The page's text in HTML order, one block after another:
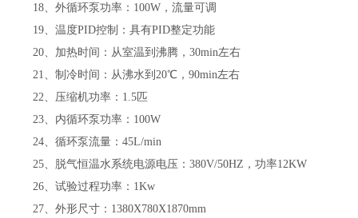
18 、外循环泵功率： 100W ，流量可调
19 、温度PID控制：具有PID整定功能
20 、加热时间：从室温到沸腾，30min左右
21
、制冷时间：从沸水到 20℃ ，90min左右
22 、压缩机功率： 1.5匹
23 、内循环泵功率： 100W
24 、循环泵流量：45L/min
25 、脱气恒温水系统电源电压：380V/50HZ ，功率12KW
26 、试验过程功率： 1Kw
27 、外形尺寸： 1380X780X1870mm